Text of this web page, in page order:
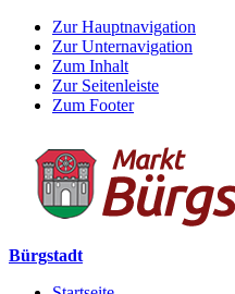
Zur Hauptnavigation
Zur Unternavigation
Zum Inhalt
Zur Seitenleiste
Zum Footer
Bürgstadt